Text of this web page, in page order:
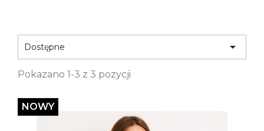
Dostępne 
Pokazano 1-3 z 3 pozycji
NOWY